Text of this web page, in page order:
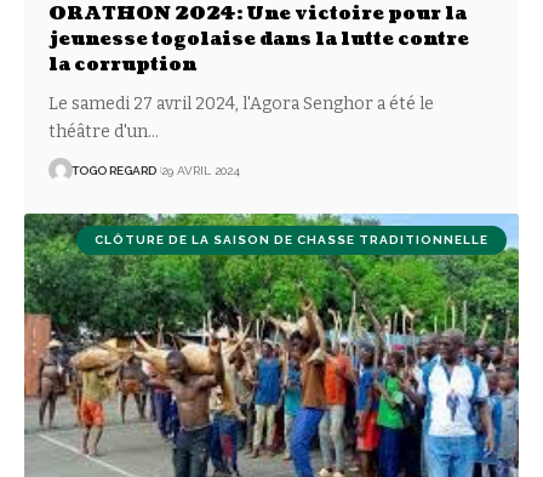
ORATHON 2024: Une victoire pour la
jeunesse togolaise dans la lutte contre
la corruption
Le samedi 27 avril 2024, l'Agora Senghor a été le
théâtre d'un…
TOGO REGARD 29 AVRIL 2024
CLÔTURE DE LA SAISON DE CHASSE TRADITIONNELLE